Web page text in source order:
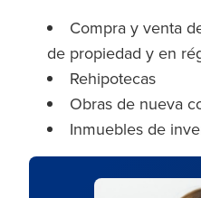
Compra y venta
de propiedad y en
Rehipotecas
Obras de nueva
Inmuebles de